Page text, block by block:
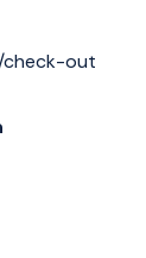
check-out